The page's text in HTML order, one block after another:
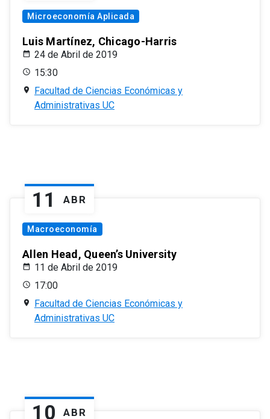
Microeconomía Aplicada
Luis Martínez, Chicago-Harris
24 de Abril de 2019
15:30
Facultad de Ciencias Económicas y
Administrativas UC
11 ABR
Macroeconomía
Allen Head, Queen’s University
11 de Abril de 2019
17:00
Facultad de Ciencias Económicas y
Administrativas UC
10 ABR